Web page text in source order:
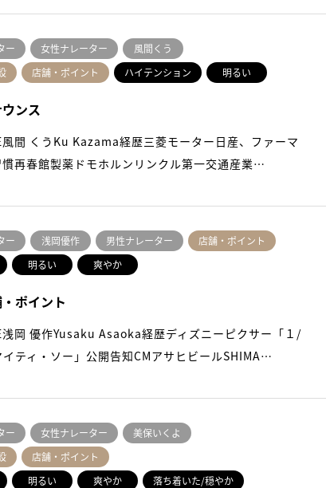
ー 女性ナレーター
風間くう
店舗・ポイント ハイテンション 明るい
ンス
風間 くうKu Kazama経歴三菱モーター日産、ファーマ
慣再春館製薬ドモホルンリンクル第一交通産業…
ー 浅岡優作 男性ナレーター
店舗・ポイント
明るい 爽やか
ポイント
浅岡 優作Yusaku Asaoka経歴ディズニーピクサー「１/
イティ・ソー」公開告知CMアサヒビールSHIMA…
ー 女性ナレーター
美保いくよ
店舗・ポイント
明るい 爽やか
落ち着いた/穏やか